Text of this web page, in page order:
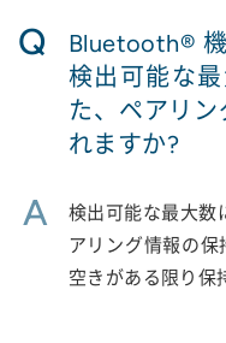
Q
Bluetooth®
検出可能な
た、ペアリ
れますか?
A
検出可能な最大数
アリング情報の
空きがある限り保